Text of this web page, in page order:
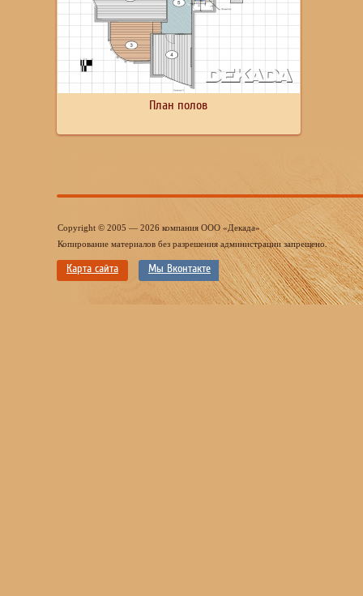
План полов
Copyright © 2005 — 2026 компания ООО «Декада»
Копирование материалов без разрешения администрации запрещено.
Карта сайта Мы Вконтакте